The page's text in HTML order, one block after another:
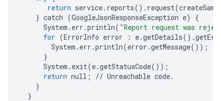
return service. reports() . request(
} catch (GoogleJsonResponseException e)
{
System . err .println( "Report request was
for (ErrorInfo error : e.getDetails() .
System . err .println(error .getMessage());
}
System . exit(e.getStatusCode());
return null ; // Unreachable code.
}
}